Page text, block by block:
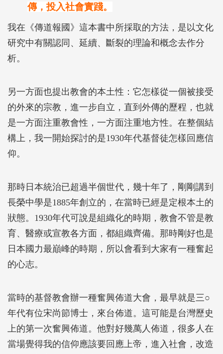
傳，投入社會實踐。
我在《傳道報國》這本書中所採取的方法，是以文化
研究中有關認同、延續、斷裂的理論和概念去作分
析。
另一方面也提出教會的本土性：它怎樣從一個被接受
的外來的宗教，進一步自立，直到外傳的歷程，也就
是一方面注重教會性，一方面注重地方性。在整個結
構上，我一開始探討的是1930年代基督徒怎樣回應信
仰。
那時日本統治已超過半個世代，幾十年了，剛剛講到
長榮中學是1885年創立的，在當時已經是定根本土的
狀態。1930年代可說是組織化的時期，教會不管是教
育、醫療或宣教各方面，都組織齊備。那時剛好也是
日本國力最巔峰的時期，所以會看到大家有一種奮起
的心志。
當時的基督教會辦一種奮興佈道大會，最早就是三○
年代有位宋尚節博士，來台佈道。這可能是台灣歷史
上的第一次奮興佈道。他對好幾萬人佈道，很多人在
當場覺得我的信仰應該要回應上帝，進入社會，改造